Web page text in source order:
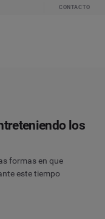
CONTACTO
los
formas en que
este tiempo